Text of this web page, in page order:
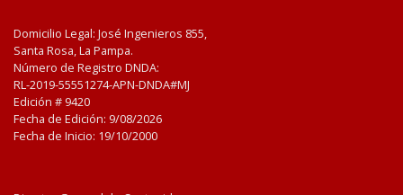
Domicilio Legal: José Ingenieros 855,
Santa Rosa, La Pampa.
Número de Registro DNDA:
RL-2019-55551274-APN-DNDA#MJ
Edición # 9420
Fecha de Edición: 9/08/2026
Fecha de Inicio: 19/10/2000